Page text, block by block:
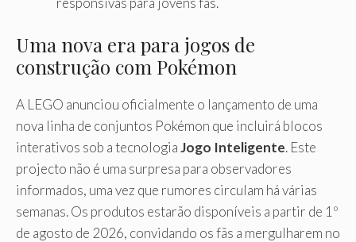
Uma nova era para jogos de
construção com Pokémon
A LEGO anunciou oficialmente o lançamento de uma
nova linha de conjuntos Pokémon que incluirá blocos
interativos sob a tecnologiaJogo Inteligente. Este
projecto não é uma surpresa para observadores
informados, uma vez que rumores circulam há várias
semanas. Os produtos estarão disponíveis a partir de 1º
de agosto de 2026, convidando os fãs a mergulharem no